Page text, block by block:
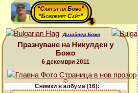
“Сайтът на Божо”
“Божовият Сайт”
Дизайнер Божо
Празнуване на Никулден у
Божо
6 декември 2011
Снимки в албума (16):